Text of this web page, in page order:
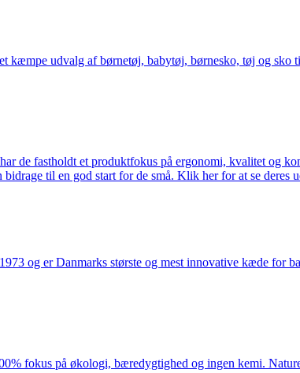
kæmpe udvalg af børnetøj, babytøj, børnesko, tøj og sko
de fastholdt et produktfokus på ergonomi, kvalitet og
bidrage til en god start for de små. Klik her for at se deres
og er Danmarks største og mest innovative kæde for
fokus på økologi, bæredygtighed og ingen kemi.